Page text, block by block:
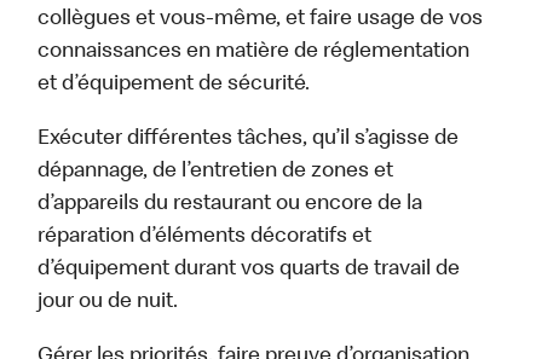
collègues et vous-même, et faire usage de vos
connaissances en matière de réglementation
et d’équipement de sécurité.
Exécuter différentes tâches, qu’il s’agisse de
dépannage, de l’entretien de zones et
d’appareils du restaurant ou encore de la
réparation d’éléments décoratifs et
d’équipement durant vos quarts de travail de
jour ou de nuit.